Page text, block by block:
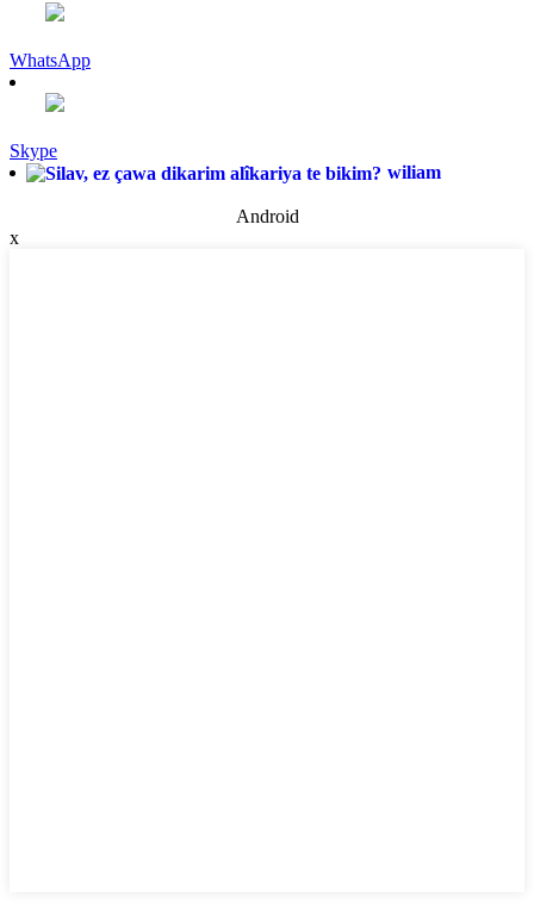
WhatsApp
Skype
wiliam
Android
x